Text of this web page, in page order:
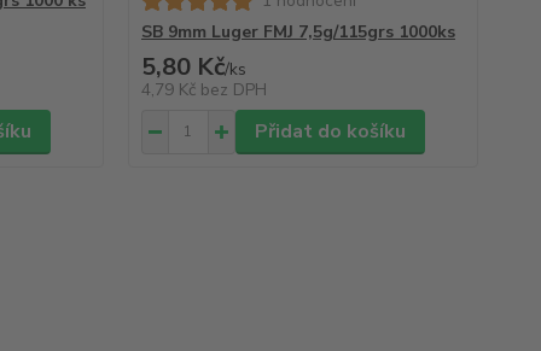
SB 9mm Luger FMJ 7,5g/115grs 1000ks
5,80 Kč/ks
4,79 Kč bez DPH
Přidat do košíku